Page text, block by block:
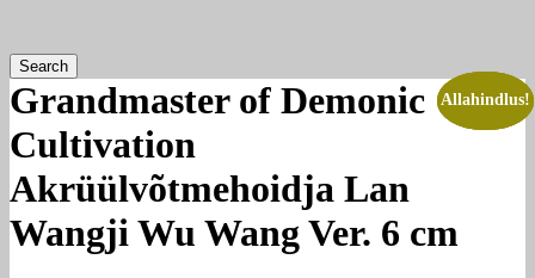
Search
Grandmaster of Demonic
Cultivation
Akrüülvõtmehoidja Lan
Wangji Wu Wang Ver. 6 cm
Allahindlus!
Allahindlus!
Allahindlus!